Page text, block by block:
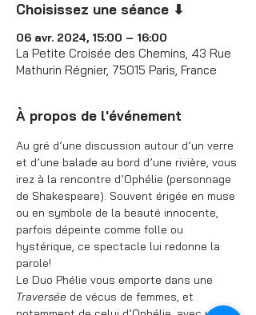
Choisissez une séance ⬇
06 avr. 2024, 15:00 – 16:00
La Petite Croisée des Chemins, 43 Rue
Mathurin Régnier, 75015 Paris, France
À propos de l'événement
Au gré d’une discussion autour d’un verre
et d’une balade au bord d’une rivière, vous
irez à la rencontre d’Ophélie (personnage
de Shakespeare). Souvent érigée en muse
ou en symbole de la beauté innocente,
parfois dépeinte comme folle ou
hystérique, ce spectacle lui redonne la
parole!
Le Duo Phélie vous emporte dans une
Traversée de vécus de femmes, et